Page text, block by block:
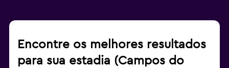
Encontre os melhores resultados
para sua estadia (Campos do